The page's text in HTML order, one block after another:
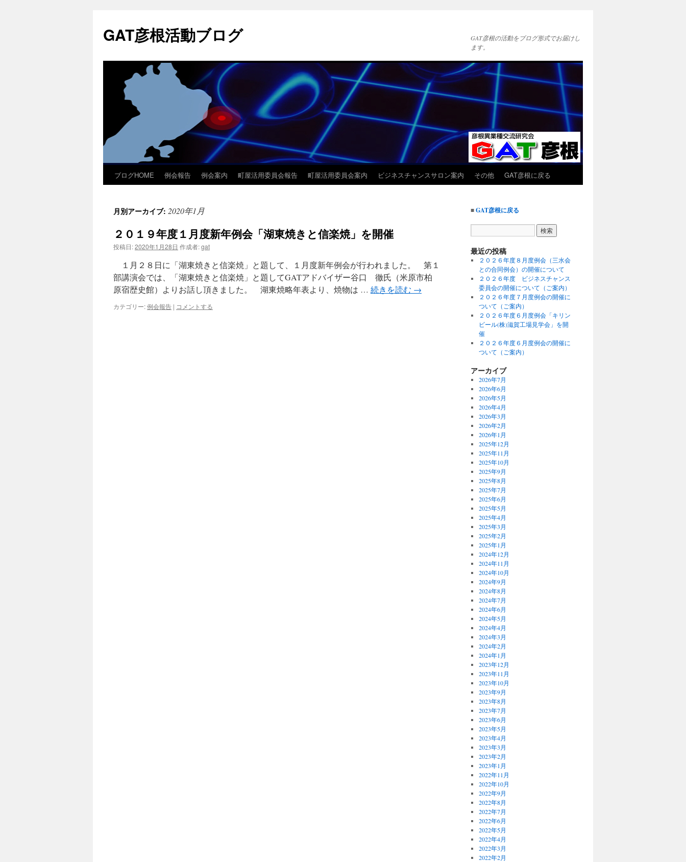
テ
ン
へ
GAT彦根活動ブログ
GAT彦根の活動をブログ形式でお届けし
ます。
ブログHOME 例会報告 例会案内 町屋活用委員会報告 町屋活用委員会案内 ビジネスチャンスサロン案内 その他 GAT彦根に戻る
月別アーカイブ: 2020年1月
２０１９年度１月度新年例会「湖東焼きと信楽焼」を開催
投稿日:2020年1月28日 作成者:gat
１月２８日に「湖東焼きと信楽焼」と題して、１月度新年例会が行われました。 第１
部講演会では、「湖東焼きと信楽焼」と題してGATアドバイザー谷口 徹氏（米原市柏
原宿歴史館）よりお話し頂きました。 湖東焼略年表より、焼物は … 続きを読む →
カテゴリー:例会報告 | コメントする
■GAT彦根に戻る
最近の投稿
２０２６年度８月度例会（三水会
との合同例会）の開催について
２０２６年度 ビジネスチャンス
委員会の開催について（ご案内）
２０２６年度７月度例会の開催に
ついて（ご案内）
２０２６年度６月度例会「キリン
ビール(株)滋賀工場見学会」を開
催
２０２６年度６月度例会の開催に
ついて（ご案内）
アーカイブ
2026年7月
2026年6月
2026年5月
2026年4月
2026年3月
2026年2月
2026年1月
2025年12月
2025年11月
2025年10月
2025年9月
2025年8月
2025年7月
2025年6月
2025年5月
2025年4月
2025年3月
2025年2月
2025年1月
2024年12月
2024年11月
2024年10月
2024年9月
2024年8月
2024年7月
2024年6月
2024年5月
2024年4月
2024年3月
2024年2月
2024年1月
2023年12月
2023年11月
2023年10月
2023年9月
2023年8月
2023年7月
2023年6月
2023年5月
2023年4月
2023年3月
2023年2月
2023年1月
2022年11月
2022年10月
2022年9月
2022年8月
2022年7月
2022年6月
2022年5月
2022年4月
2022年3月
2022年2月